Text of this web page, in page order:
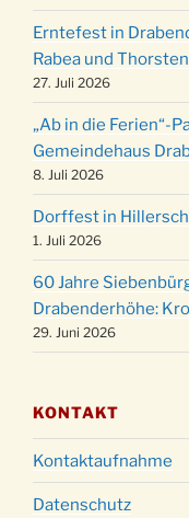
24.12.
24.12.
24.12.
15:00 Uhr
24.12.
18:00 Uhr
24.12.
um 23:00
31.12.
18:00 Uhr
Erntefest in
Rabea und
27. Juli 2026
„Ab in die Ferien“-
Gemeindehaus
8. Juli 2026
Dorffest in
1. Juli 2026
60 Jahre
Drabenderhöhe:
29. Juni 2026
KONTAKT
Kontaktaufnahme
Datenschutz